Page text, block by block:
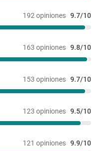
192 opiniones 9.7/10
163 opiniones 9.8/10
153 opiniones 9.7/10
123 opiniones 9.5/10
121 opiniones 9.9/10